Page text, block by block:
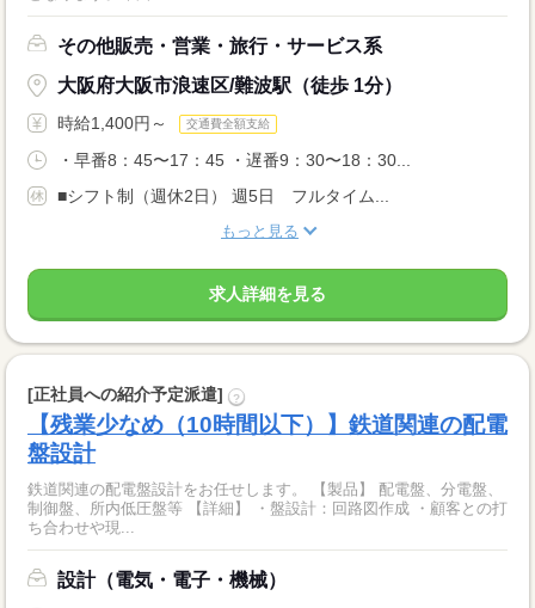
その他販売・営業・旅行・サービス系
大阪府大阪市浪速区/難波駅（徒歩 1分）
時給1,400円～ 交通費全額支給
・早番8：45〜17：45 ・遅番9：30〜18：30...
■シフト制（週休2日） 週5日 フルタイム...
もっと見る
求人詳細を見る
[正社員への紹介予定派遣] ?
【残業少なめ（10時間以下）】鉄道関連の配電
盤設計
鉄道関連の配電盤設計をお任せします。 【製品】 配電盤、分電盤、
制御盤、所内低圧盤等 【詳細】 ・盤設計：回路図作成 ・顧客との打
ち合わせや現...
設計（電気・電子・機械）